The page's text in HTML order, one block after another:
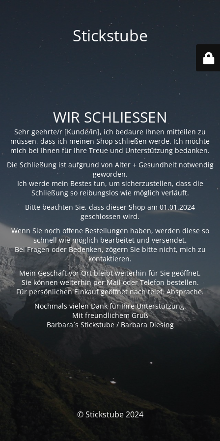
Stickstube
WIR SCHLIESSEN
Sehr geehrte/r [Kunde/in], ich bedaure Ihnen mitteilen zu
müssen, dass ich meinen Shop schließen werde. Ich möchte
mich bei Ihnen für Ihre Treue und Unterstützung bedanken.
Die Schließung ist aufgrund von Alter + Gesundheit notwendig
geworden.
Ich werde mein Bestes tun, um sicherzustellen, dass die
Schließung so reibungslos wie möglich verläuft.
Bitte beachten Sie, dass dieser Shop am 01.01.2024
geschlossen wird.
Wenn Sie noch offene Bestellungen haben, werden diese so
schnell wie möglich bearbeitet und versendet.
Bei Fragen oder Bedenken, zögern Sie bitte nicht, mich zu
kontaktieren.
Mein Geschäft vor Ort bleibt weiterhin für Sie geöffnet.
Sie können weiterhin per Mail oder Telefon bestellen.
Für persönlichen Einkauf geöffnet nach telef. Absprache.
Nochmals vielen Dank für Ihre Unterstützung.
Mit freundlichem Gruß
Barbara´s Stickstube / Barbara Diesing
© Stickstube 2024